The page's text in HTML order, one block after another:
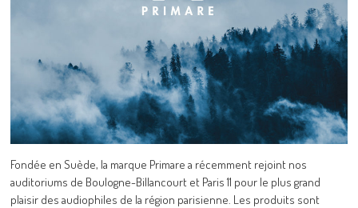
Fondée en Suède, la marque Primare a récemment rejoint nos
auditoriums de Boulogne-Billancourt et Paris 11 pour le plus grand
plaisir des audiophiles de la région parisienne. Les produits sont